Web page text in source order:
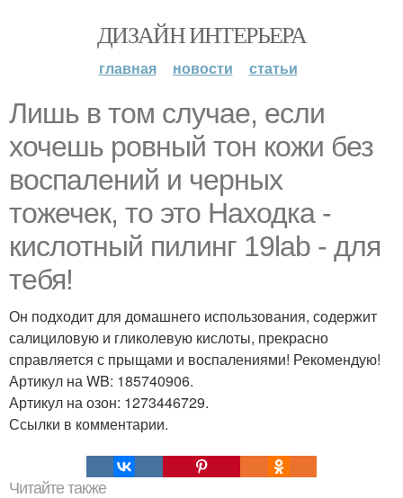
ДИЗАЙН ИНТЕРЬЕРА
главная новости статьи
Лишь в том случае, если
хочешь ровный тон кожи без
воспалений и черных
тожечек, то это Находка -
кислотный пилинг 19lab - для
тебя!
Он подходит для домашнего использования, содержит
салициловую и гликолевую кислоты, прекрасно
справляется с прыщами и воспалениями! Рекомендую!
Артикул на WB: 185740906.
Артикул на озон: 1273446729.
Ссылки в комментарии.
Читайте также